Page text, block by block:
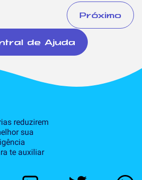
Próximo
de Ajuda
reduzirem
sua
te auxiliar